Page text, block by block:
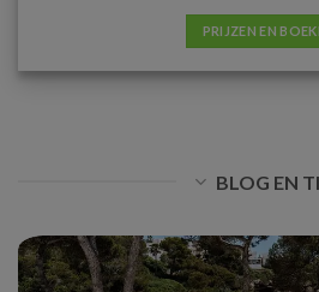
PRIJZEN EN
BLOG EN